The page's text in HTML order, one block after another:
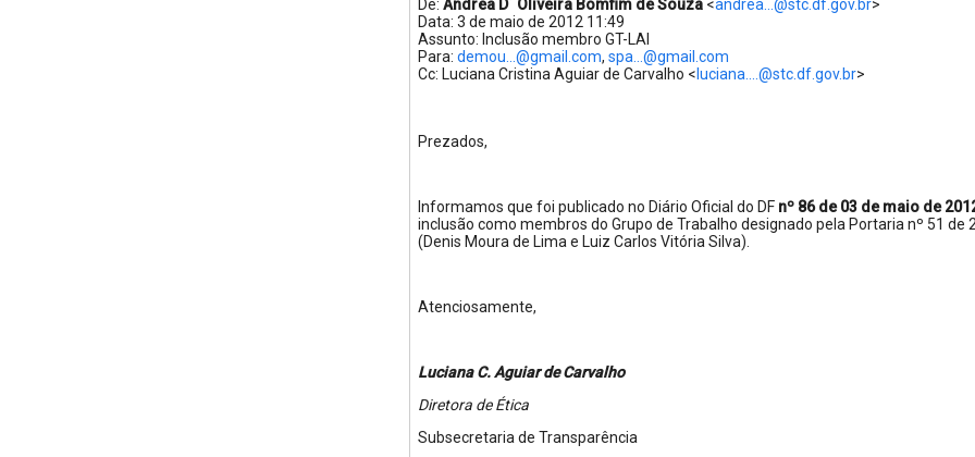
De:Andrea D´ Oliveira Bomfim de Souza <andrea...@stc.df.gov.br>
Data: 3 de maio de 2012 11:49
Assunto: Inclusão membro GT-LAI
Para:demou...@gmail.com,spa...@gmail.com
Cc: Luciana Cristina Aguiar de Carvalho < luciana....@stc.df.gov.br>
Prezados,
Informamos que foi publicado no Diário Oficial do DF nº 86 de 03 de maio de
inclusão como membros do Grupo de Trabalho designado pela Portaria nº 51
(Denis Moura de Lima e Luiz Carlos Vitória Silva).
Atenciosamente,
Luciana C. Aguiar de Carvalho
Diretora de Ética
Subsecretaria de Transparência